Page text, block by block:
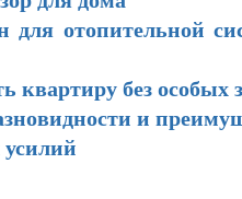
для отопительной
квартиру без особых
и